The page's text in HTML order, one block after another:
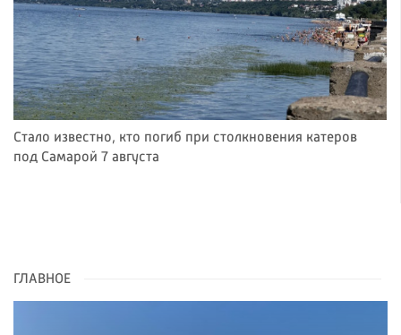
Стало известно, кто погиб при столкновения катеров
под Самарой 7 августа
ГЛАВНОЕ